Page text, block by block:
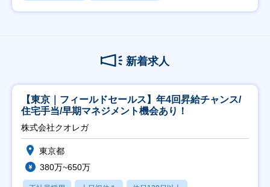
新着求人
【東京｜フィールドセールス】年4回昇給チャンス/
住宅手当/早期マネジメント機会あり！
株式会社クオレガ
東京都
380万~650万